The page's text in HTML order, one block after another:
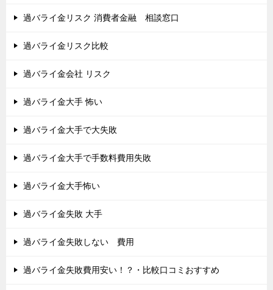
過バライ金リスク 消費者金融 相談窓口
過バライ金リスク比較
過バライ金会社 リスク
過バライ金大手 怖い
過バライ金大手で大失敗
過バライ金大手で手数料費用失敗
過バライ金大手怖い
過バライ金失敗 大手
過バライ金失敗しない 費用
過バライ金失敗費用安い！？・比較口コミおすすめ